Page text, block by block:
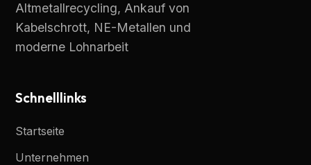
Altmetallrecycling, Ankauf von
Kabelschrott, NE-Metallen und
moderne Lohnarbeit
Schnelllinks
Startseite
Unternehmen